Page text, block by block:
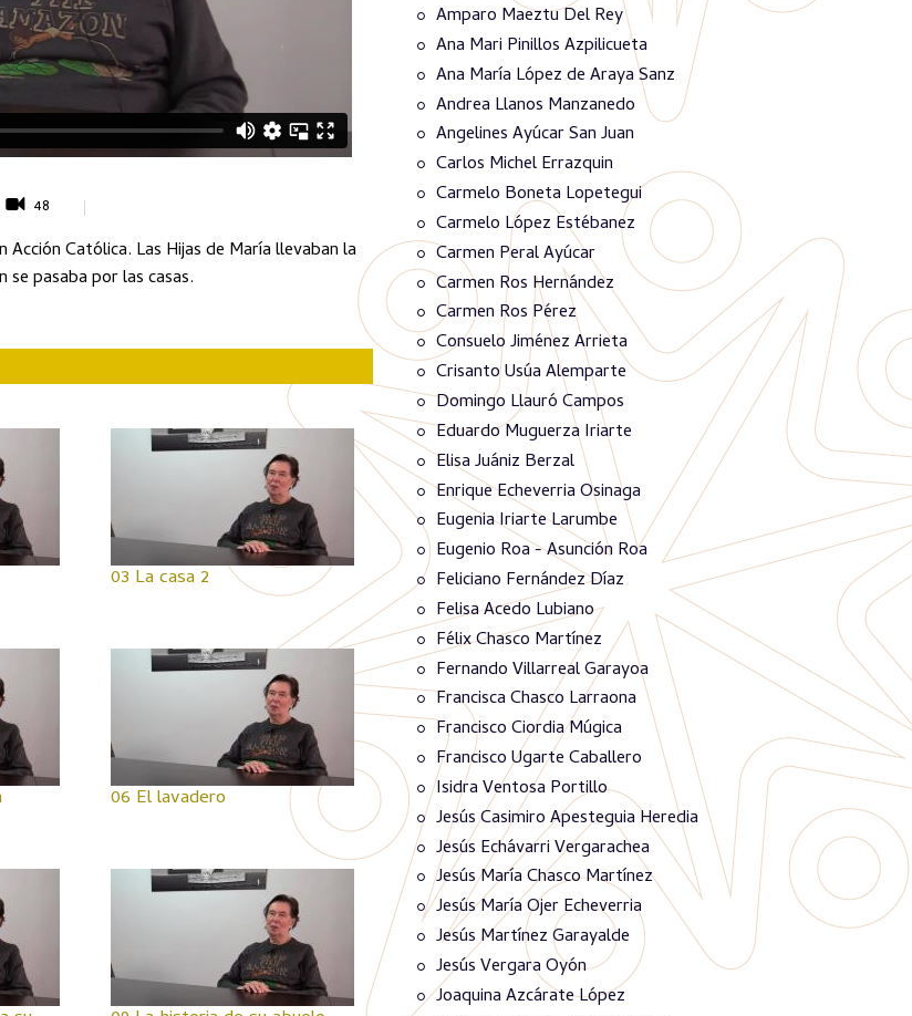
48
Católica. Las Hijas de María llevaban la
se pasaba por las casas.
03 La casa 2
06 El lavadero
Amparo Maeztu Del Rey
Ana Mari Pinillos Azpilicueta
Ana María López de Araya Sanz
Andrea Llanos Manzanedo
Angelines Ayúcar San Juan
Carlos Michel Errazquin
Carmelo Boneta Lopetegui
Carmelo López Estébanez
Carmen Peral Ayúcar
Carmen Ros Hernández
Carmen Ros Pérez
Consuelo Jiménez Arrieta
Crisanto Usúa Alemparte
Domingo Llauró Campos
Eduardo Muguerza Iriarte
Elisa Juániz Berzal
Enrique Echeverria Osinaga
Eugenia Iriarte Larumbe
Eugenio Roa - Asunción Roa
Feliciano Fernández Díaz
Felisa Acedo Lubiano
Félix Chasco Martínez
Fernando Villarreal Garayoa
Francisca Chasco Larraona
Francisco Ciordia Múgica
Francisco Ugarte Caballero
Isidra Ventosa Portillo
Jesús Casimiro Apesteguia Heredia
Jesús Echávarri Vergarachea
Jesús María Chasco Martínez
Jesús María Ojer Echeverria
Jesús Martínez Garayalde
Jesús Vergara Oyón
Joaquina Azcárate López